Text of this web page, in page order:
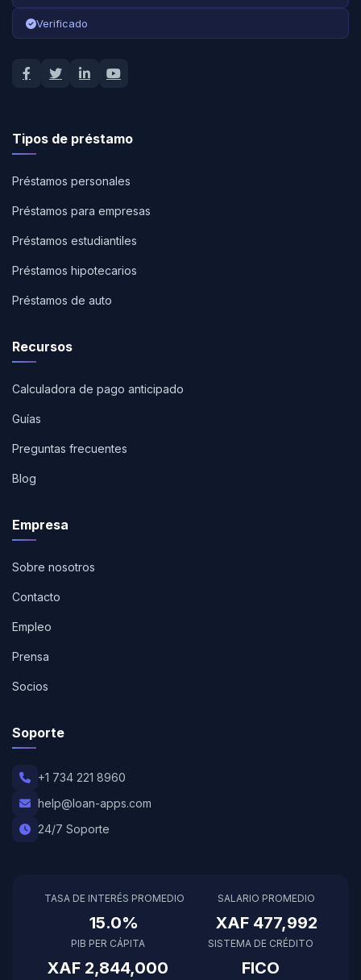
Verificado
Tipos de préstamo
Préstamos personales
Préstamos para empresas
Préstamos estudiantiles
Préstamos hipotecarios
Préstamos de auto
Recursos
Calculadora de pago anticipado
Guías
Preguntas frecuentes
Blog
Empresa
Sobre nosotros
Contacto
Empleo
Prensa
Socios
Soporte
+1 734 221 8960
help@loan-apps.com
24/7 Soporte
TASA DE INTERÉS PROMEDIO
15.0%
SALARIO PROMEDIO
XAF 477,992
PIB PER CÁPITA
XAF 2,844,000
SISTEMA DE CRÉDITO
FICO